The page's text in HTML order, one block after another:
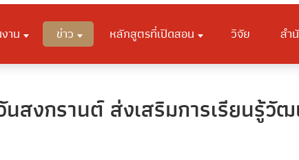
าน ข่าว หลักสูตรที่เปิดสอน วิจัย สำ
สงกรานต์ ส่งเสริมการเรียนรู้วั